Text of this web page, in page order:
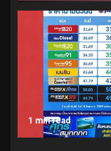
1 min read